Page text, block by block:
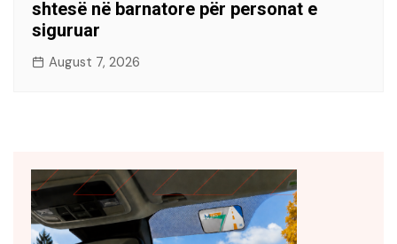
shtesë në barnatore për personat e
siguruar
August 7, 2026